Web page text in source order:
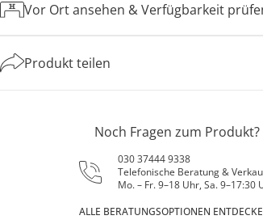
Vor Ort ansehen & Verfügbarkeit
Produkt teilen
Noch Fragen zum Produkt?
030 37444 9338
Telefonische Beratung &
Mo. – Fr. 9–18 Uhr, Sa. 9–17:30
ALLE BERATUNGSOPTIONEN